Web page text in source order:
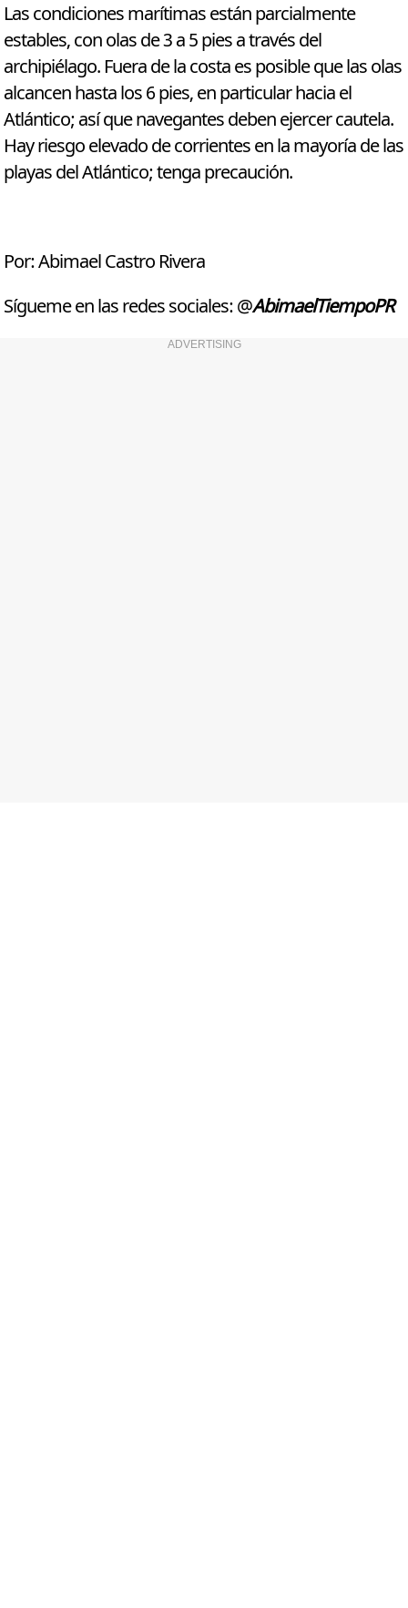
Las condiciones marítimas están parcialmente
estables, con olas de 3 a 5 pies a través del
archipiélago. Fuera de la costa es posible que las olas
alcancen hasta los 6 pies, en particular hacia el
Atlántico; así que navegantes deben ejercer cautela.
Hay riesgo elevado de corrientes en la mayoría de las
playas del Atlántico; tenga precaución.
Por: Abimael Castro Rivera
Sígueme en las redes sociales: @AbimaelTiempoPR
ADVERTISING